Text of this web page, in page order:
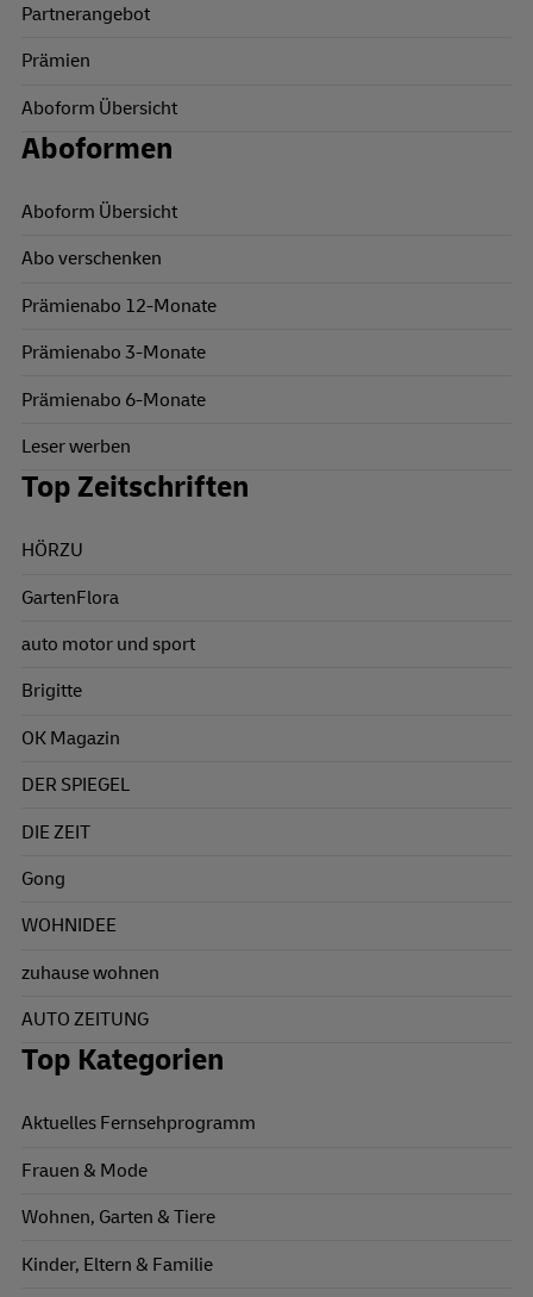
Partnerangebot
Prämien
Aboform Übersicht
Aboformen
Aboform Übersicht
Abo verschenken
Prämienabo 12-Monate
Prämienabo 3-Monate
Prämienabo 6-Monate
Leser werben
Top Zeitschriften
HÖRZU
GartenFlora
auto motor und sport
Brigitte
OK Magazin
DER SPIEGEL
DIE ZEIT
Gong
WOHNIDEE
zuhause wohnen
AUTO ZEITUNG
Top Kategorien
Aktuelles Fernsehprogramm
Frauen & Mode
Wohnen, Garten & Tiere
Kinder, Eltern & Familie